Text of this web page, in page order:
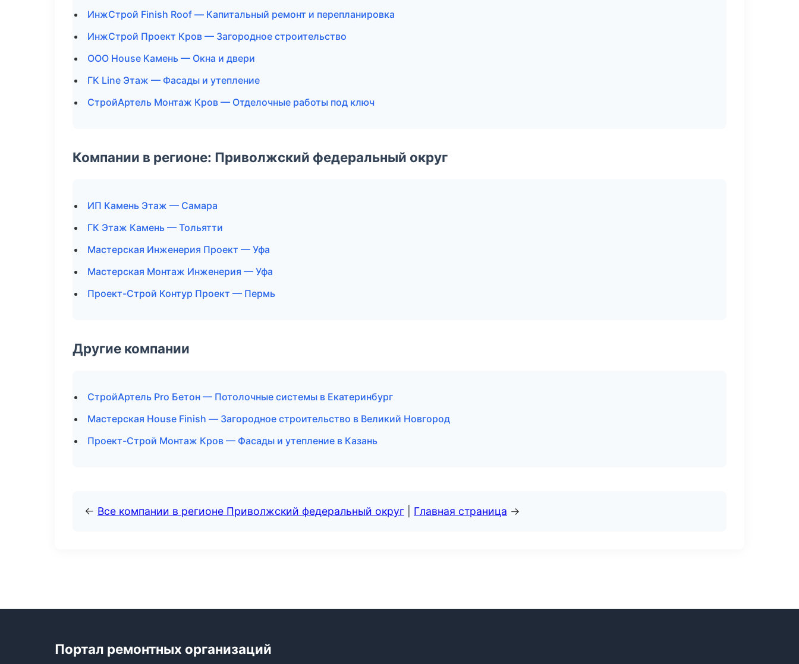
ИнжСтрой Finish Roof — Капитальный ремонт и перепланировка
ИнжСтрой Проект Кров — Загородное строительство
ООО House Камень — Окна и двери
ГК Line Этаж — Фасады и утепление
СтройАртель Монтаж Кров — Отделочные работы под ключ
Компании в регионе: Приволжский федеральный округ
ИП Камень Этаж — Самара
ГК Этаж Камень — Тольятти
Мастерская Инженерия Проект — Уфа
Мастерская Монтаж Инженерия — Уфа
Проект-Строй Контур Проект — Пермь
Другие компании
СтройАртель Pro Бетон — Потолочные системы в Екатеринбург
Мастерская House Finish — Загородное строительство в Великий Новгород
Проект-Строй Монтаж Кров — Фасады и утепление в Казань
← Все компании в регионе Приволжский федеральный округ Главная страница →
Портал ремонтных организаций